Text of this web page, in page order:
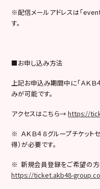
※配信メールアドレスは「
す。
■お申し込み方法
上記お申込み期間中に「ＡＫＢ
みが可能です。
アクセスはこちら→https://
※ ＡＫＢ４８グループチケット
得）が必要です。
※ 新規会員登録をご希望の
https://ticket.akb48-